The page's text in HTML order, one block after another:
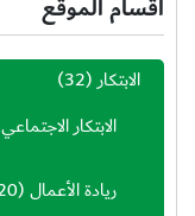
أقسام الموقع
الابتكار(32)
الابتكار الاجتماعي
ريادة الأعمال(20)